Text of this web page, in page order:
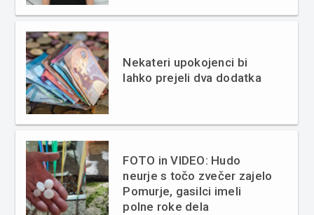
Nekateri upokojenci bi
lahko prejeli dva dodatka
FOTO in VIDEO: Hudo
neurje s točo zvečer zajelo
Pomurje, gasilci imeli
polne roke dela